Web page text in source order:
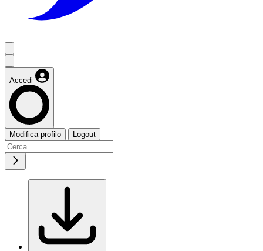
Accedi
Modifica profilo Logout